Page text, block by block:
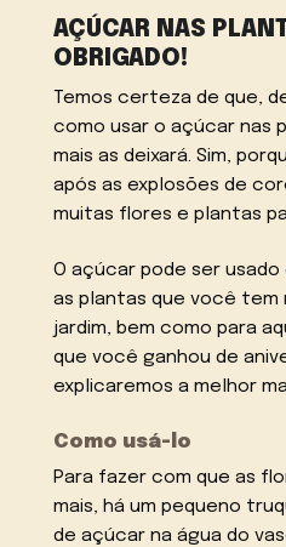
AÇÚCAR NAS
OBRIGADO!
Temos certeza de que,
como usar o açúcar nas
mais as deixará. Sim,
após as explosões de
muitas flores e plantas
O açúcar pode ser usado
as plantas que você
jardim, bem como para
que você ganhou de
explicaremos a melhor
Como usá-lo
Para fazer com que as
mais, há um pequeno
de açúcar na água do